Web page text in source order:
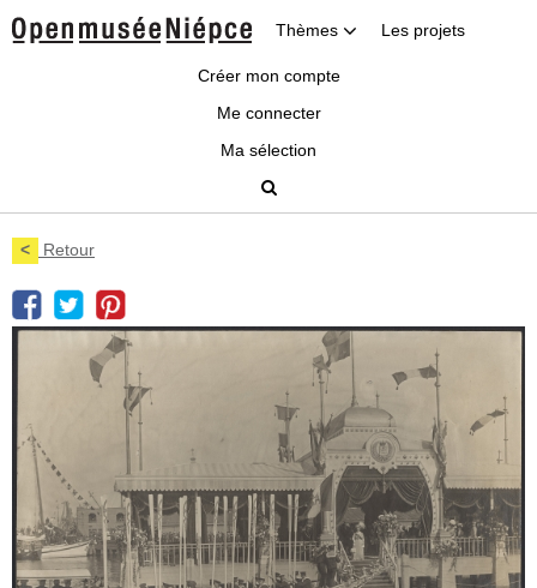
Thèmes Les projets
Créer mon compte
Me connecter
Ma sélection
< Retour